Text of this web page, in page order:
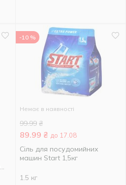
-10 %
Немає в наявності
99.99 ₴
89.99 ₴ до 17.08
Сіль для посудомийних
машин Start 1,5кг
1.5 кг